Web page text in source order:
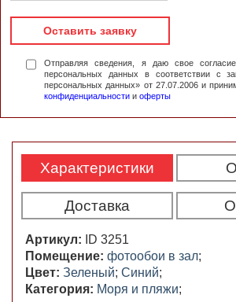
Оставить заявку
Отправляя сведения, я даю свое
персональных данных в соответствии с
персональных данных» от 27.07.2006 и
конфиденциальности и оферты
Характеристики
Доставка
Артикул:
ID 3251
Помещение: фотообои в зал;
Цвет: Зеленый; Синий;
Категория: Моря и пляжи;